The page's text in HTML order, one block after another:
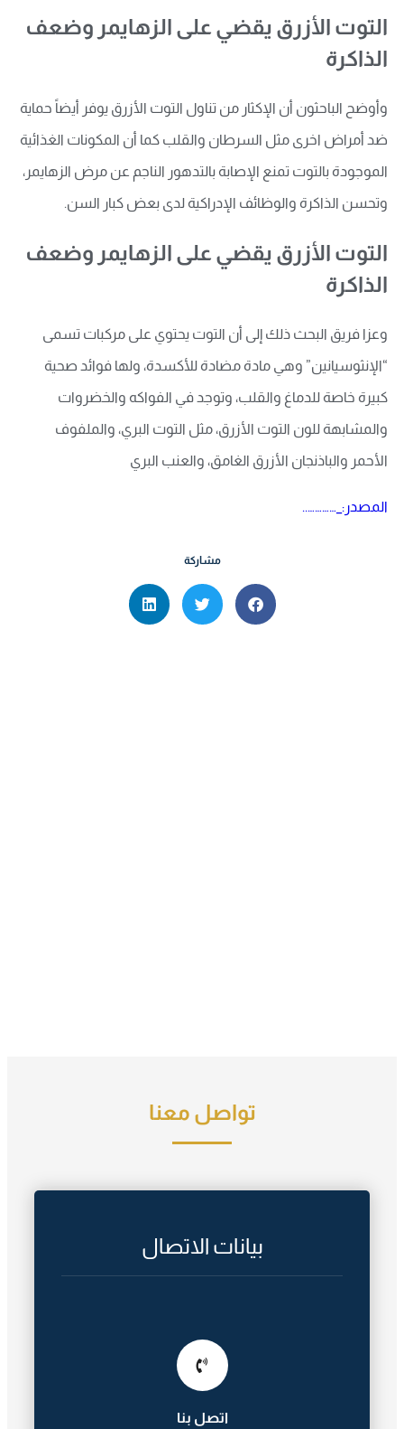
التوت الأزرق يقضي على الزهايمر وضعف
الذاكرة
وأوضح الباحثون أن الإكثار من تناول التوت الأزرق يوفر أيضاً حماية
ضد أمراض اخرى مثل السرطان والقلب كما أن المكونات الغذائية
الموجودة بالتوت تمنع الإصابة بالتدهور الناجم عن مرض الزهايمر،
وتحسن الذاكرة والوظائف الإدراكية لدى بعض كبار السن.
التوت الأزرق يقضي على الزهايمر وضعف
الذاكرة
وعزا فريق البحث ذلك إلى أن التوت يحتوي على مركبات تسمى
“الإنثوسيانين” وهي مادة مضادة للأكسدة، ولها فوائد صحية
كبيرة خاصة للدماغ والقلب، وتوجد في الفواكه والخضروات
والمشابهة للون التوت الأزرق، مثل التوت البري، والملفوف
الأحمر والباذنجان الأزرق الغامق، والعنب البري
المصدر:_…………..
مشاركة
بيانات الاتصال
اتصل بنا
تواصل معنا